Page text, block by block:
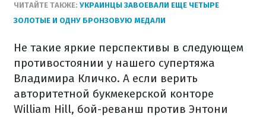
ЧИТАЙТЕ ТАКЖЕ: УКРАИНЦЫ ЗАВОЕВАЛИ ЕЩЕ ЧЕТЫРЕ
ЗОЛОТЫЕ И ОДНУ БРОНЗОВУЮ МЕДАЛИ
Не такие яркие перспективы в следующем
противостоянии у нашего супертяжа
Владимира Кличко. А если верить
авторитетной букмекерской конторе
William Hill, бой-реванш против Энтони